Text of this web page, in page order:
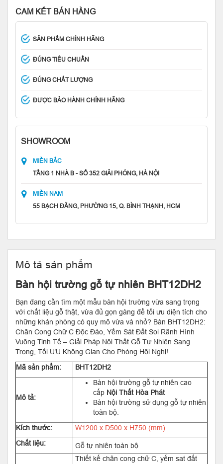
CAM KẾT BÁN HÀNG
SẢN PHẨM CHÍNH HÃNG
ĐÚNG TIÊU CHUẨN
ĐÚNG CHẤT LƯỢNG
ĐƯỢC BẢO HÀNH CHÍNH HÃNG
SHOWROOM
MIỀN BẮC
TẦNG 1 NHÀ B - SỐ 352 GIẢI PHÓNG, HÀ NỘI
MIỀN NAM
55 BẠCH ĐẰNG, PHƯỜNG 15, Q. BÌNH THẠNH, HCM
Mô tả sản phẩm
Bàn hội trường gỗ tự nhiên BHT12DH2
Bạn đang cần tìm một mẫu bàn hội trường vừa sang trọng
với chất liệu gỗ thật, vừa đủ gọn gàng để tối ưu diện tích cho
những khán phòng có quy mô vừa và nhỏ? Bàn BHT12DH2:
Chân Cong Chữ C Độc Đáo, Yếm Sát Đất Soi Rãnh Hình
Vuông Tinh Tế – Giải Pháp Nội Thất Gỗ Tự Nhiên Sang
Trọng, Tối ƯU Không Gian Cho Phòng Hội Nghị!
Mã sản phẩm:
BHT12DH2
Mô tả:
Bàn hội trường gỗ tự nhiên cao
cấp Nội Thất Hòa Phát
Bàn hội trường sử dụng gỗ tự nhiên
toàn bộ.
Kích thước:
W1200 x D500 x H750 (mm)
Chất liệu:
Gỗ tự nhiên toàn bộ
Thiết kế chân cong chữ C, yếm sat đất